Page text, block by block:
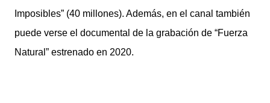
Imposibles” (40 millones). Además, en el canal también
puede verse el documental de la grabación de “Fuerza
Natural” estrenado en 2020.